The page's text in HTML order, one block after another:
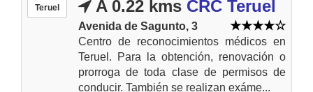
Teruel A 0.22 kms CRC Teruel
Avenida de Sagunto, 3
Centro de reconocimientos médicos en
Teruel. Para la obtención, renovación o
prorroga de toda clase de permisos de
conducir. También se realizan exáme...